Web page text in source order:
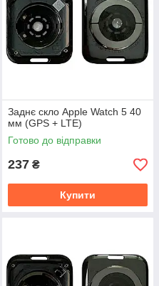
Заднє скло Apple Watch 5 40
мм (GPS + LTE)
Готово до відправки
237 ₴
Купити